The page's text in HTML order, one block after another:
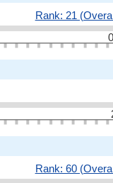
Rank: 21
Rank: 60